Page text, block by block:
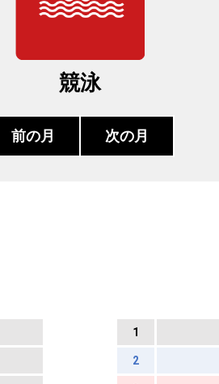
競泳
前の月 次の月
1
2